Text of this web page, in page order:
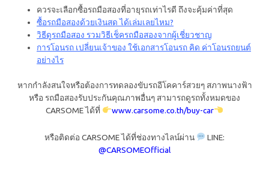
ควรจะเลือกซื้อรถมือสองที่อายุรถเท่าไรดี ถึงจะคุ้มค่าที่สุด
ซื้อรถมือสองด้วยเงินสด ได้เล่มเลยไหม?
วิธีดูรถมือสอง รวมวิธีเช็ครถมือสองจากผู้เชี่ยวชาญ
การโอนรถ เปลี่ยนเจ้าของ ใช้เอกสารโอนรถ คิด ค่าโอนรถยนต์
อย่างไร
หากกำลังสนใจหรือต้องการทดลองขับรถอีโคคาร์สวยๆ สภาพนางฟ้า
หรือ รถมือสองรับประกันคุณภาพอื่นๆ สามารถดูรถทั้งหมดของ
CARSOME ได้ที่
www.carsome.co.th/buy-car
หรือติดต่อ CARSOME ได้ที่ช่องทางไลน์ผ่าน
LINE:
@CARSOMEOfficial